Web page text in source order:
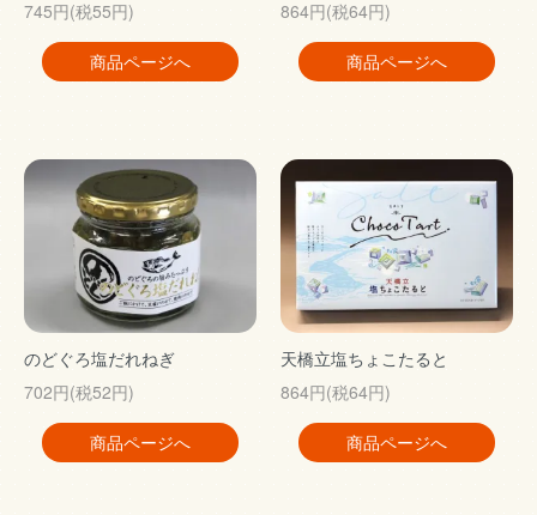
745円(税55円)
商品ページへ
864円(税64円)
商品ページへ
のどぐろ塩だれねぎ
702円(税52円)
商品ページへ
天橋立塩ちょこたると
864円(税64円)
商品ページへ